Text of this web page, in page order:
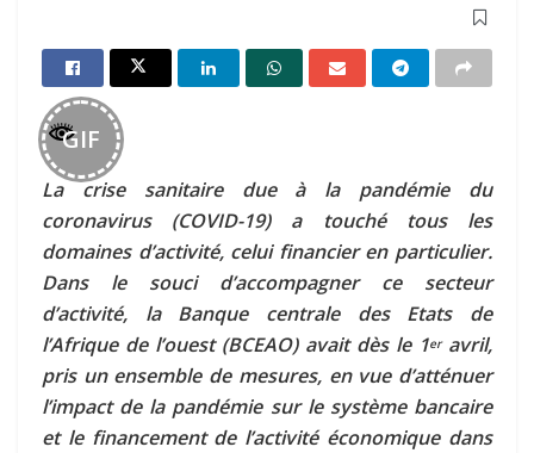
GIF
La crise sanitaire due à la pandémie du
coronavirus (COVID-19) a touché tous les
domaines d’activité, celui financier en particulier.
Dans le souci d’accompagner ce secteur
d’activité, la Banque centrale des Etats de
l’Afrique de l’ouest (BCEAO) avait dès le 1eravril,
pris un ensemble de mesures, en vue d’atténuer
l’impact de la pandémie sur le système bancaire
et le financement de l’activité économique dans